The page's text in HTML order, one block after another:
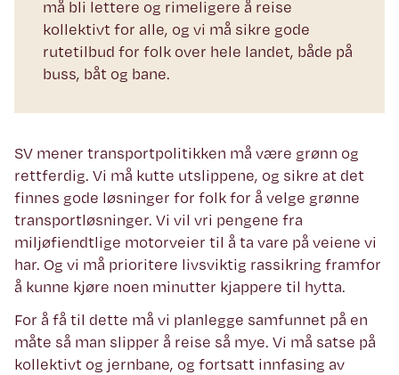
må bli lettere og rimeligere å reise
kollektivt for alle, og vi må sikre gode
rutetilbud for folk over hele landet, både på
buss, båt og bane.
SV mener transportpolitikken må være grønn og
rettferdig. Vi må kutte utslippene, og sikre at det
finnes gode løsninger for folk for å velge grønne
transportløsninger. Vi vil vri pengene fra
miljøfiendtlige motorveier til å ta vare på veiene vi
har. Og vi må prioritere livsviktig rassikring framfor
å kunne kjøre noen minutter kjappere til hytta.
For å få til dette må vi planlegge samfunnet på en
måte så man slipper å reise så mye. Vi må satse på
kollektivt og jernbane, og fortsatt innfasing av